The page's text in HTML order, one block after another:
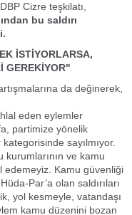
Cizre teşkilatı,
bu saldırı
İSTİYORLARSA,
GEREKİYOR"
da değinerek,
eden eylemler
partimize yönelik
sayılmıyor.
kurumlarının ve kamu
edemeyiz. Kamu güvenliği
Par’a olan saldırıları
yol kesmeyle, vatandaşı
kamu düzenini bozan